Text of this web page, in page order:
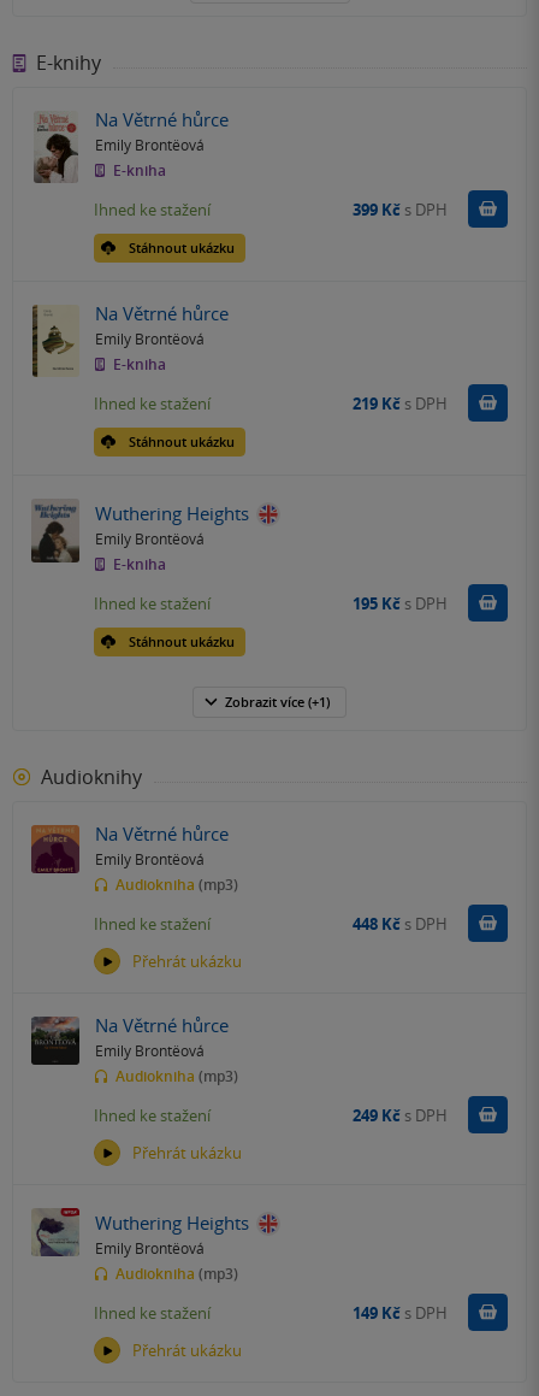
E-knihy
Na Větrné hůrce
Emily Brontëová
E-kniha
Stáhnout ukázku
Ihned ke stažení 399 Kč s DPH Koupit
Na Větrné hůrce
Emily Brontëová
E-kniha
Stáhnout ukázku
Ihned ke stažení 219 Kč s DPH Koupit
Wuthering Heights
Emily Brontëová
E-kniha
Stáhnout ukázku
Ihned ke stažení 195 Kč s DPH Koupit
Zobrazit více (+1)
Audioknihy
Na Větrné hůrce
Emily Brontëová
Audiokniha (mp3)
Přehrát ukázku
Ihned ke stažení 448 Kč s DPH Koupit
Na Větrné hůrce
Emily Brontëová
Audiokniha (mp3)
Přehrát ukázku
Ihned ke stažení 249 Kč s DPH Koupit
Wuthering Heights
Emily Brontëová
Audiokniha (mp3)
Přehrát ukázku
Ihned ke stažení 149 Kč s DPH Koupit